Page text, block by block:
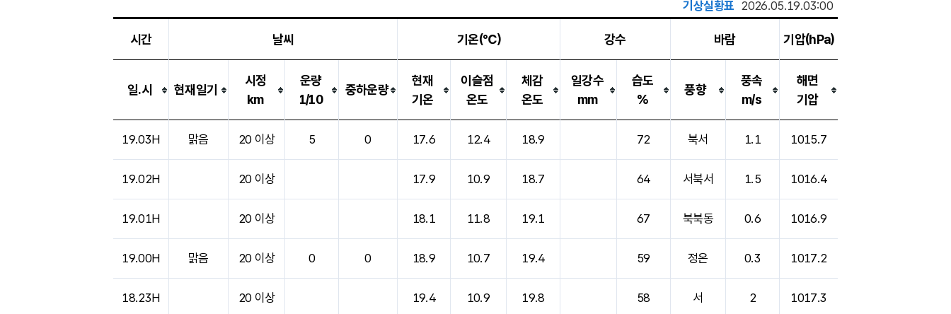
기상실황표 2026.05.19.03:00
시간 날씨 기온(℃) 강수 바람 기압(hPa)
일.시 현재일기
시정
km
운량
1/10
중하운량
현재
기온
이슬점
온도
체감
온도
일강수
mm
습도
%
풍향
풍속
m/s
해면
기압
19.03H 맑음 20 이상 5 0 17.6 12.4 18.9 72 북서 1.1 1015.7
19.02H 20 이상 17.9 10.9 18.7 64 서북서 1.5 1016.4
19.01H 20 이상 18.1 11.8 19.1 67 북북동 0.6 1016.9
19.00H 맑음 20 이상 0 0 18.9 10.7 19.4 59 정온 0.3 1017.2
18.23H 20 이상 19.4 10.9 19.8 58 서 2 1017.3